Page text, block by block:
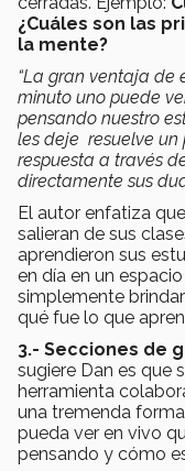
¿Cuáles son las
la mente?
“La gran ventaja de
minuto uno puede
pensando nuestro
les deje resuelve un
respuesta a través
directamente sus
El autor enfatiza
salieran de sus
aprendieron sus
en día en un
simplemente
qué fue lo que
3.- Secciones de
sugiere Dan es que
herramienta
una tremenda
pueda ver en vivo
pensando y cómo